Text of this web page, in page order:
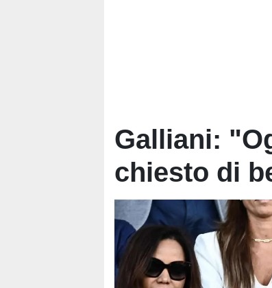
Galliani:
chiesto di